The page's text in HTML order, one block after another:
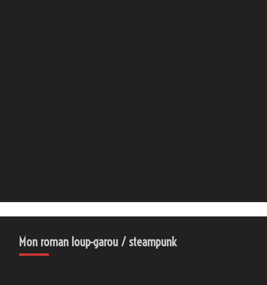
Mon roman loup-garou / steampunk